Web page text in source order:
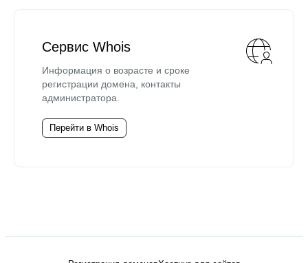
Сервис Whois
Информация о возрасте и сроке
регистрации домена, контакты
администратора.
Перейти в Whois